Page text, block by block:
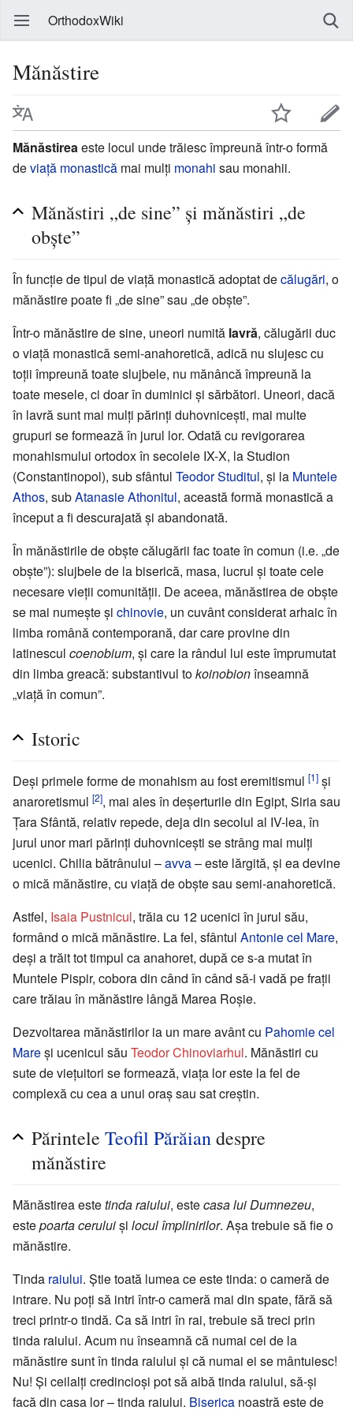
OrthodoxWiki
Mănăstire
Mănăstirea este locul unde trăiesc împreună într-o formă
deviață monastică mai mulți monahi sau monahii.
Mănăstiri „de sine” și mănăstiri „de
obște”
În funcție de tipul de viață monastică adoptat decălugări, o
mănăstire poate fi „de sine” sau „de obște”.
Într-o mănăstire de sine, uneori numită lavră, călugării duc
o viață monastică semi-anahoretică, adică nu slujesc cu
toții împreună toate slujbele, nu mănâncă împreună la
toate mesele, ci doar în duminici și sărbători. Uneori, dacă
în lavră sunt mai mulți părinți duhovnicești, mai multe
grupuri se formează în jurul lor. Odată cu revigorarea
monahismului ortodox în secolele IX-X, la Studion
(Constantinopol), sub sfântul Teodor Studitul, și la Muntele
Athos, subAtanasie Athonitul, această formă monastică a
început a fi descurajată și abandonată.
În mănăstirile de obște călugării fac toate în comun (i.e. „de
obște”): slujbele de la biserică, masa, lucrul și toate cele
necesare vieții comunității. De aceea, mănăstirea de obște
se mai numește și chinovie, un cuvânt considerat arhaic în
limba română contemporană, dar care provine din
latinescul coenobium, și care la rândul lui este împrumutat
din limba greacă: substantivul tokoinobionînseamnă
„viață în comun”.
Istoric
Deși primele forme de monahism au fost eremitismul [1] și
anaroretismul [2], mai ales în deșerturile din Egipt, Siria sau
Ţara Sfântă, relativ repede, deja din secolul al IV-lea, în
jurul unor mari părinți duhovnicești se strâng mai mulți
ucenici. Chilia bătrânului –avva– este lărgită, și ea devine
o mică mănăstire, cu viață de obște sau semi-anahoretică.
Astfel, Isaia Pustnicul, trăia cu 12 ucenici în jurul său,
formând o mică mănăstire. La fel, sfântul Antonie cel Mare,
deși a trăit tot timpul ca anahoret, după ce s-a mutat în
Muntele Pispir, cobora din când în când să-i vadă pe frații
care trăiau în mănăstire lângă Marea Roșie.
Dezvoltarea mănăstirilor ia un mare avânt cu Pahomie cel
Mareși ucenicul său Teodor Chinoviarhul. Mănăstiri cu
sute de viețuitori se formează, viața lor este la fel de
complexă cu cea a unui oraș sau sat creștin.
Părintele Teofil Părăiandespre
mănăstire
Mănăstirea estetinda raiului, estecasa lui Dumnezeu,
estepoarta ceruluiși locul împlinirilor. Așa trebuie să fie o
mănăstire.
Tinda raiului. Ştie toată lumea ce este tinda: o cameră de
intrare. Nu poți să intri într-o cameră mai din spate, fără să
treci printr-o tindă. Ca să intri în rai, trebuie să treci prin
tinda raiului. Acum nu înseamnă că numai cei de la
mănăstire sunt în tinda raiului și că numai ei se mântuiesc!
Nu! Şi ceilalți credincioși pot să aibă tinda raiului, să-și
facă din casa lor – tinda raiului. Biserica noastră este de